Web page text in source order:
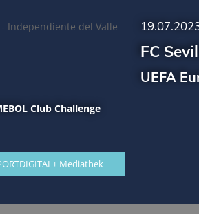
FC
UEFA
Club Challenge
Mediathek